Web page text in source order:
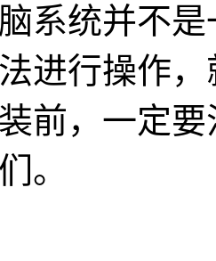
系统并不
进行操作
前，一定
。